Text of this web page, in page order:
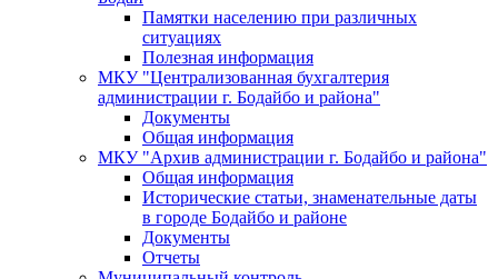
Памятки населению при различных
ситуациях
Полезная информация
МКУ "Централизованная бухгалтерия
администрации г. Бодайбо и района"
Документы
Общая информация
МКУ "Архив администрации г. Бодайбо и района"
Общая информация
Исторические статьи, знаменательные даты
в городе Бодайбо и районе
Документы
Отчеты